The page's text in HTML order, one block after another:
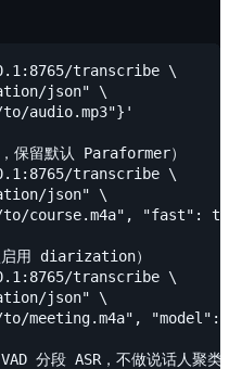
transcribe \
json" \
audio.mp3"}'
保留默认 Paraformer）
transcribe \
json" \
course.m4a", "fast":
启用 diarization）
transcribe \
json" \
meeting.m4a", "model":
分段 ASR，不做说话人聚类